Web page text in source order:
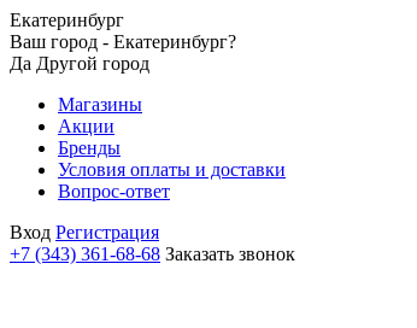
Екатеринбург
Ваш город - Екатеринбург?
Да Другой город
Магазины
Акции
Бренды
Условия оплаты и доставки
Вопрос-ответ
Вход Регистрация
+7 (343) 361-68-68 Заказать звонок